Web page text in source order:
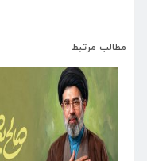
مطالب مرتبط